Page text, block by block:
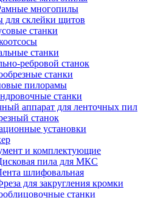
многопилы
для склейки щитов
станки
станки
ребровой станок
станки
пилорамы
станки
аппарат для ленточных пил
станок
установки
и комплектующие
пила для МКС
шлифовальная
для закругления кромки
станки